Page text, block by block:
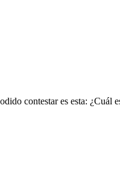
contestar es esta: